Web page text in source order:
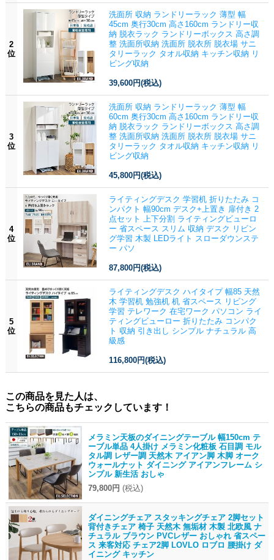
2
位
洗面所 収納 ランドリーラック 薄型 幅
45cm 奥行30cm 高さ160cm ランドリー収
納 脱衣ラック ランドリーボックス 高さ調
整 洗面所収納 洗面所 脱衣所 脱衣場 サニ
タリーラック タオル収納 キッチン収納 リ
ビング収納
39,600円(税込)
3
位
洗面所 収納 ランドリーラック 薄型 幅
60cm 奥行30cm 高さ160cm ランドリー収
納 脱衣ラック ランドリーボックス 高さ調
整 洗面所収納 洗面所 脱衣所 脱衣場 サニ
タリーラック タオル収納 キッチン収納 リ
ビング収納
45,800円(税込)
4
位
ライティングデスク 学習机 折りたたみ コ
ンパクト 幅90cm デスク+上置き 扉付き 2
点セット 上下分割 ライティングビューロ
ー 省スペース スリム 収納 デスク リビン
グ学習 木製 LEDライト スローダウンステ
ー パソ
87,800円(税込)
5
位
ライティングデスク ハイタイプ 幅85 天然
木 学習机 勉強机 机 省スペース リビング
学習 テレワーク 在宅ワーク パソコン ライ
ティングビューロー 折りたたみ コンパク
ト 収納 引き出し シンプル ナチュラル 高
級感
116,800円(税込)
この商品を見た人は、
こちらの商品もチェックしています！
メラミン天板のダイニングテーブル 幅150cm テ
ーブル単品 4人掛け メラミン化粧板 石目調 モル
タル調 レザー調 天然木 アイアン脚 木脚 オーク
ウォールナット ダイニング アイアンフレーム シ
ンプル 新生活 おしゃ
79,800円 (税込)
ダイニングチェア スタッキングチェア 2脚セット
背付きチェア 椅子 天然木 無垢材 木製 北欧風 ナ
チュラル ブラウン PVCレザー おしゃれ 省スペー
ス 来客対応 チェア2脚 LOVLO ロブロ 腰掛け ダ
イニング キッチン